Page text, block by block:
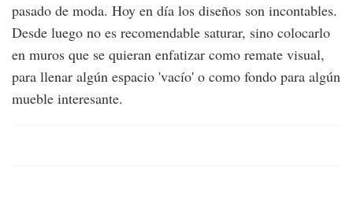
pasado de moda. Hoy en día los diseños son incontables.
Desde luego no es recomendable saturar, sino colocarlo
en muros que se quieran enfatizar como remate visual,
para llenar algún espacio 'vacío' o como fondo para algún
mueble interesante.